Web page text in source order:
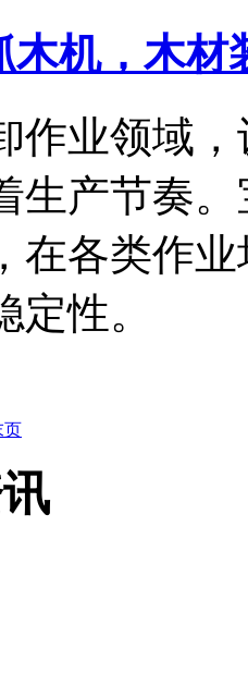
木机，木材
作业领域
生产节奏
在各类作
定性。
页